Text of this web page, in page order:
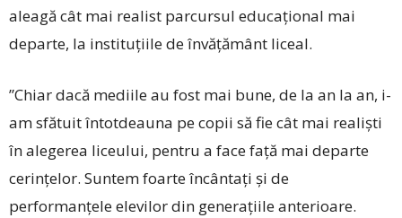
aleagă cât mai realist parcursul educațional mai
departe, la instituțiile de învățământ liceal.
”Chiar dacă mediile au fost mai bune, de la an la an, i-
am sfătuit întotdeauna pe copii să fie cât mai realiști
în alegerea liceului, pentru a face față mai departe
cerințelor. Suntem foarte încântați și de
performanțele elevilor din generațiile anterioare.